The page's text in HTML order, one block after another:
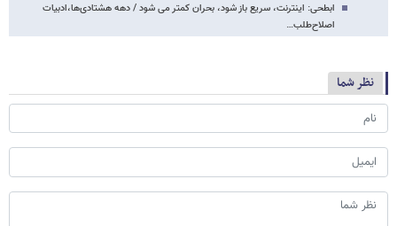
ابطحی: اینترنت، سریع باز شود، بحران کمتر می شود / دهه هشتادی‌ها،ادبیات
اصلاح‌طلب…
نظر شما